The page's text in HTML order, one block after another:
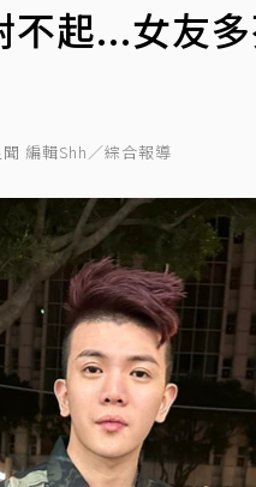
不起...女友
編輯Shh／綜合報導